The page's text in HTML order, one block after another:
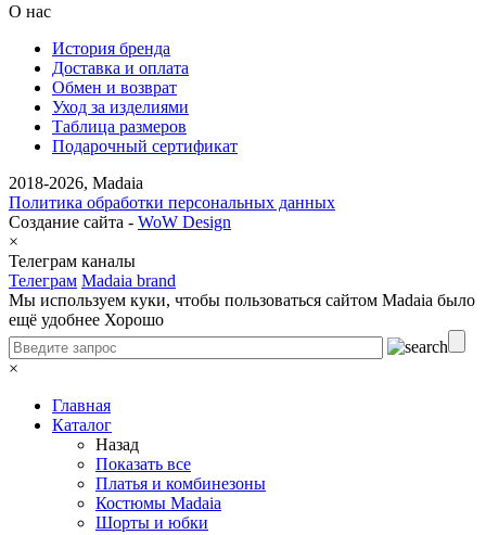
О нас
История бренда
Доставка и оплата
Обмен и возврат
Уход за изделиями
Таблица размеров
Подарочный сертификат
2018-2026, Madaia
Политика обработки персональных данных
Создание сайта - WoW Design
×
Телеграм каналы
Телеграм Madaia brand
Мы используем куки, чтобы пользоваться сайтом Madaia было
ещё удобнее Хорошо
×
Главная
Каталог
Назад
Показать все
Платья и комбинезоны
Костюмы Madaia
Шорты и юбки